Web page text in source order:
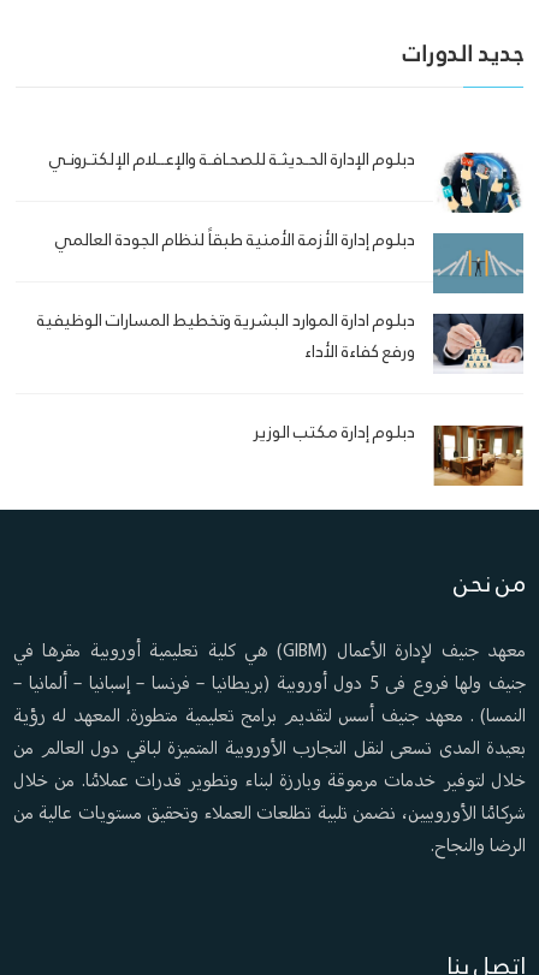
جديد الدورات
دبلوم الإدارة الحـديثـة للصحـافـة والإعــلام الإلكتـرونـي
دبلوم إدارة الأزمة الأمنية طبقاً لنظام الجودة العالمي
دبلوم ادارة الموارد البشرية وتخطيط المسارات الوظيفية
ورفع كفاءة الأداء
دبلوم إدارة مكتب الوزير
من نحن
معهد جنيف لإدارة الأعمال (GIBM) هي كلية تعليمية أوروبية مقرها في
جنيف ولها فروع فى 5 دول أوروبية (بريطانيا – فرنسا – إسبانيا – ألمانيا –
النمسا) . معهد جنيف أسس لتقديم برامج تعليمية متطورة. المعهد له رؤية
بعيدة المدى تسعى لنقل التجارب الأوروبية المتميزة لباقي دول العالم من
خلال لتوفير خدمات مرموقة وبارزة لبناء وتطوير قدرات عملائنا. من خلال
شركائنا الأوروبيين، نضمن تلبية تطلعات العملاء وتحقيق مستويات عالية من
الرضا والنجاح.
اتصل بنا